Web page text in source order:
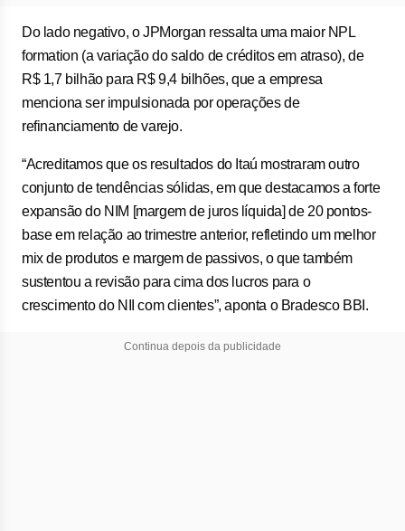
Do lado negativo, o JPMorgan ressalta uma maior NPL
formation (a variação do saldo de créditos em atraso), de
R$ 1,7 bilhão para R$ 9,4 bilhões, que a empresa
menciona ser impulsionada por operações de
refinanciamento de varejo.
“Acreditamos que os resultados do Itaú mostraram outro
conjunto de tendências sólidas, em que destacamos a forte
expansão do NIM [margem de juros líquida] de 20 pontos-
base em relação ao trimestre anterior, refletindo um melhor
mix de produtos e margem de passivos, o que também
sustentou a revisão para cima dos lucros para o
crescimento do NII com clientes”, aponta o Bradesco BBI.
Continua depois da publicidade